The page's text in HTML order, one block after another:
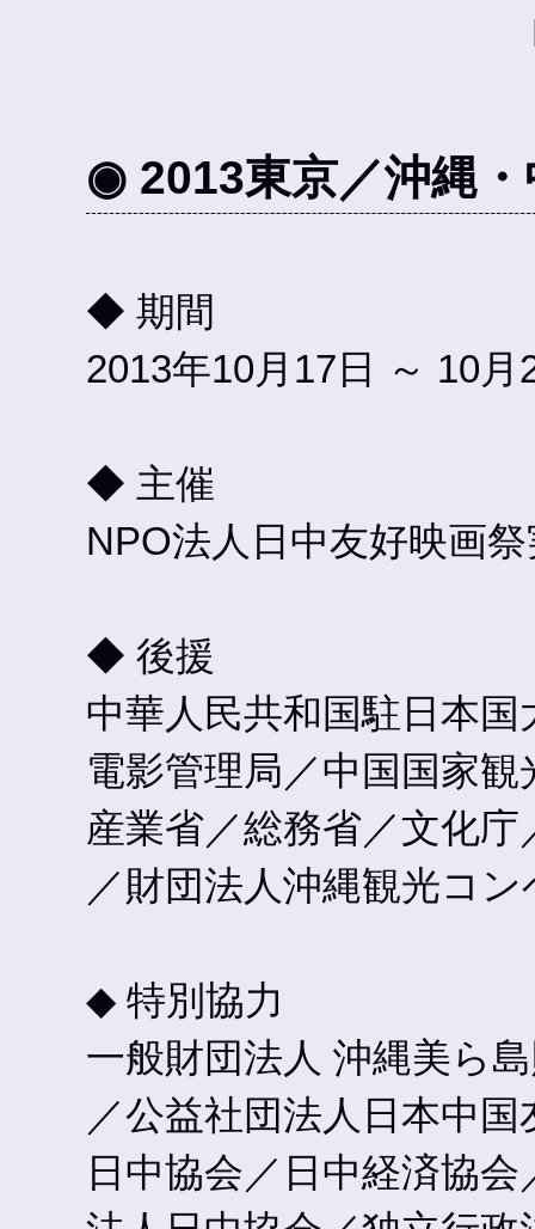
◉ 2013東京／沖縄
◆ 期間
2013年10月17日 ～ 10月
◆ 主催
NPO法人日中友好映画
◆ 後援
中華人民共和国駐日本
電影管理局／中国国家
産業省／総務省／文化
／財団法人沖縄観光コ
◆ 特別協力
一般財団法人 沖縄美ら
／公益社団法人日本中
日中協会／日中経済協